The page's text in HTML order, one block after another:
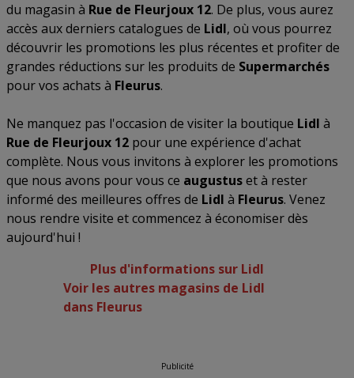
du magasin à Rue de Fleurjoux 12. De plus, vous aurez
accès aux derniers catalogues de Lidl, où vous pourrez
découvrir les promotions les plus récentes et profiter de
grandes réductions sur les produits de Supermarchés
pour vos achats à Fleurus.
Ne manquez pas l'occasion de visiter la boutique Lidl à
Rue de Fleurjoux 12 pour une expérience d'achat
complète. Nous vous invitons à explorer les promotions
que nous avons pour vous ce augustuset à rester
informé des meilleures offres de Lidl à Fleurus. Venez
nous rendre visite et commencez à économiser dès
aujourd'hui !
Plus d'informations sur Lidl
Voir les autres magasins de Lidl
dans Fleurus
Publicité